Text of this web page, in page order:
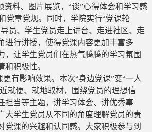
资料、图片展览，“谈”心得体会和学习感
党章党规。同时，学院实行“党课轮
员、学生党员走上讲台、走进社区、走
进行讲授，使得党课内容更加丰富多
，让学生党员们在热气腾腾的学习氛围
和积极性。
有影响效果。本次“身边党课”变“一人
就便、就地取材，围绕党员的理想信
担当等主题，讲学习体会、讲优秀事
大学生党员从不同的角度理解党员的责
党课的兴趣和认同感。大家积极参与到